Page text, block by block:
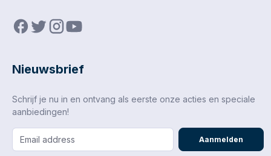
Nieuwsbrief
Schrijf je nu in en ontvang als eerste onze acties en speciale
aanbiedingen!
Aanmelden